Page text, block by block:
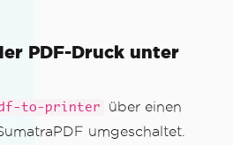
,
PDF-Druck unter
to-printer
über einen
umgeschaltet.